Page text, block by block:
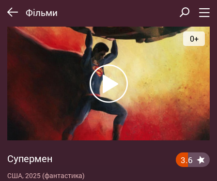
Фільми
0+
Супермен
США, 2025 (фантастика)
3.6